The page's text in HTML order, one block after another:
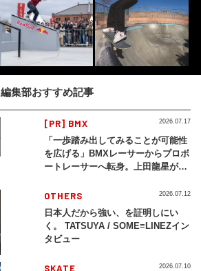
編集部おすすめ記事
[PR] BMX
「一歩踏み出してみることが可能性
を広げる」BMXレーサーからプロボ
ートレーサーへ転身。上田龍星が体
2026.07.17
OTHERS
日本人だから強い、を証明しにい
く。 TATSUYA / SOME≡LINEZイン
タビュー
2026.07.12
SKATE 2026.07.10